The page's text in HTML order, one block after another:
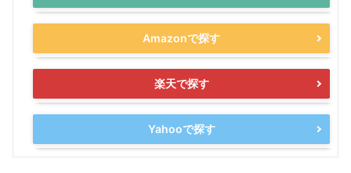
Amazonで探す
楽天で探す
Yahooで探す